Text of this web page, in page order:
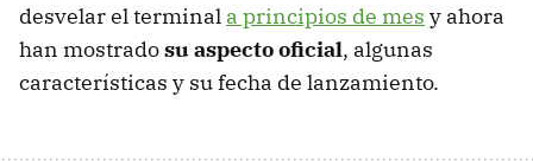
desvelar el terminal a principios de mes y ahora
han mostradosu aspecto oficial, algunas
características y su fecha de lanzamiento.